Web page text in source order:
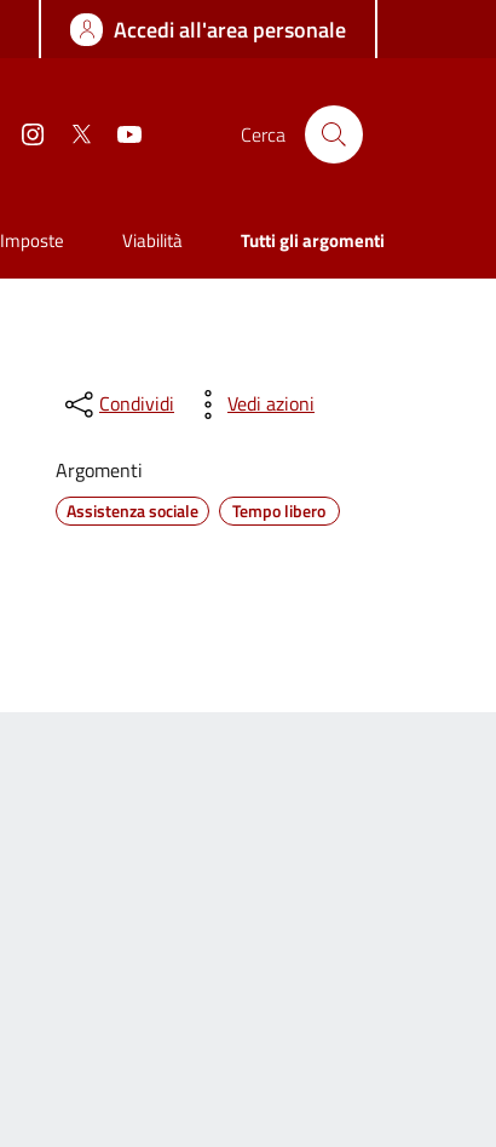
Accedi all'area personale
Facebook InstagramTwitter Cerca
Imposte Viabilità Tutti gli argomenti
Condividi Vedi azioni
Argomenti
Assistenza sociale Tempo libero